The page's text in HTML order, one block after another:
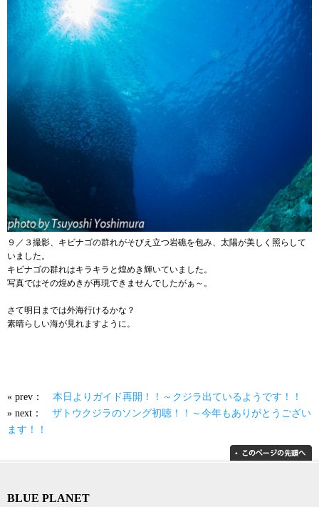
９／３撮影、キビナゴの群れがそびえ立つ岩礁を包み、太陽が美しく照らして
いました。
キビナゴの群れはキラキラと煌めき輝いていました。
写真ではその煌めきが再現できませんでしたがぁ～。
さて明日までは外海行けるかな？
素晴らしい海が見れますように。
« prev： 本日よりガイド再開！！～クジラ出ているようです！！
» next： ザトウクジラのソング初聴！！～今年もありがとうござい
ます！！
BLUE PLANET